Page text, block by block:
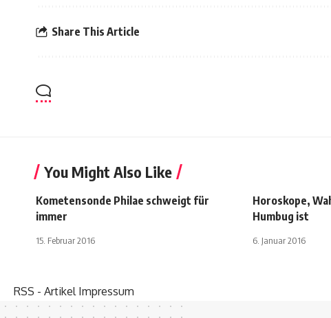
Share This Article
You Might Also Like
Kometensonde Philae schweigt für
immer
15. Februar 2016
Horoskope,
Humbug ist
6. Januar 2016
RSS - Artikel Impressum